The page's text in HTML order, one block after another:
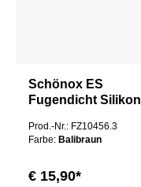
Schönox ES
Fugendicht Silikon
Keramik
Prod.-Nr.: FZ10456.3
Farbe: Balibraun
€ 15,90*